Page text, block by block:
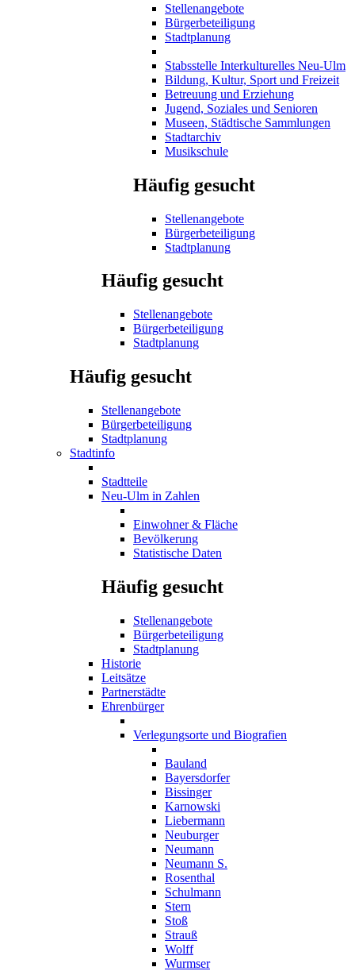
Stellenangebote
Bürgerbeteiligung
Stadtplanung
Stabsstelle Interkulturelles Neu-Ulm
Bildung, Kultur, Sport und Freizeit
Betreuung und Erziehung
Jugend, Soziales und Senioren
Museen, Städtische Sammlungen
Stadtarchiv
Musikschule
Häufig gesucht
Stellenangebote
Bürgerbeteiligung
Stadtplanung
Häufig gesucht
Stellenangebote
Bürgerbeteiligung
Stadtplanung
Häufig gesucht
Stellenangebote
Bürgerbeteiligung
Stadtplanung
Stadtinfo
Stadtteile
Neu-Ulm in Zahlen
Einwohner & Fläche
Bevölkerung
Statistische Daten
Häufig gesucht
Stellenangebote
Bürgerbeteiligung
Stadtplanung
Historie
Leitsätze
Partnerstädte
Ehrenbürger
Verlegungsorte und Biografien
Bauland
Bayersdorfer
Bissinger
Karnowski
Liebermann
Neuburger
Neumann
Neumann S.
Rosenthal
Schulmann
Stern
Stoß
Strauß
Wolff
Wurmser